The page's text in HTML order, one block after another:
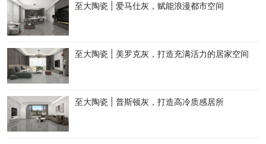
至大陶瓷 | 爱马仕灰，赋能浪漫都市空间
至大陶瓷 | 美罗克灰，打造充满活力的居家空间
至大陶瓷 | 普斯顿灰，打造高冷质感居所